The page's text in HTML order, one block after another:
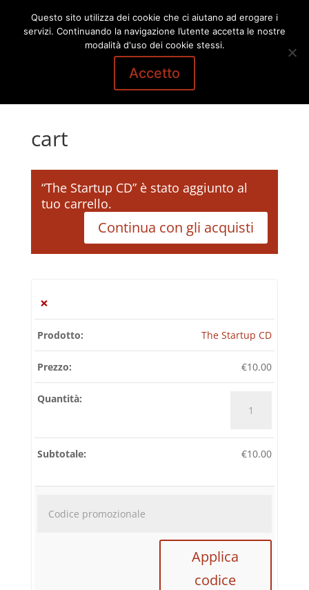
cart
“The Startup CD” è stato aggiunto al
tuo carrello.
Continua con gli acquisti
×
The Startup CD
€10.00
Startup
quantità
€10.00
Applica
codice
Questo sito utilizza dei cookie che ci aiutano ad erogare i
servizi. Continuando la navigazione l’utente accetta le nostre
modalità d'uso dei cookie stessi.
Accetto